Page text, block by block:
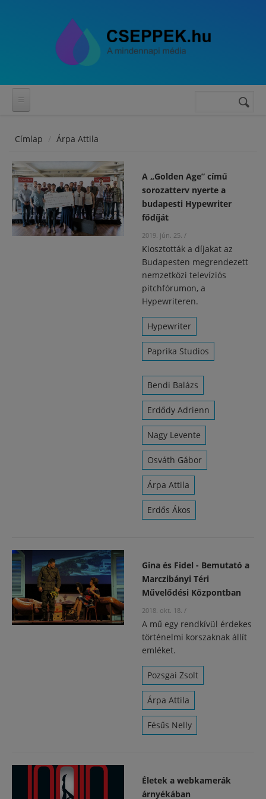
Keresés
Címlap Árpa Attila
A „Golden Age” című
sorozatterv nyerte a
budapesti Hypewriter
fődíját
2019. jún. 25. /
Kiosztották a díjakat az
Budapesten megrendezett
nemzetközi televíziós
pitchfórumon, a
Hypewriteren.
Hypewriter
Paprika Studios
Bendi Balázs
Erdődy Adrienn
Nagy Levente
Osváth Gábor
Árpa Attila
Erdős Ákos
Gina és Fidel - Bemutató a
Marczibányi Téri
Művelődési Központban
2018. okt. 18. /
A mű egy rendkívül érdekes
történelmi korszaknak állít
emléket.
Pozsgai Zsolt
Árpa Attila
Fésűs Nelly
Életek a webkamerák
árnyékában